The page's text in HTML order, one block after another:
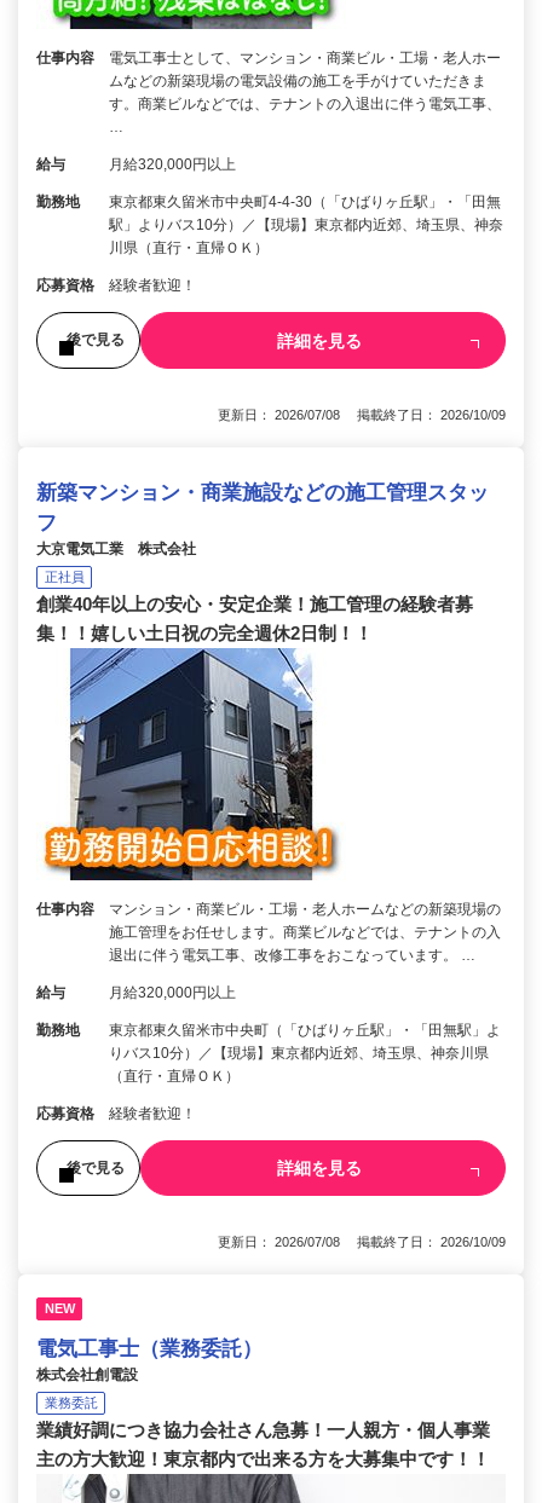
仕事内容
電気工事士として、マンション・商業ビル・工場・老人ホー
ムなどの新築現場の電気設備の施工を手がけていただきま
す。商業ビルなどでは、テナントの入退出に伴う電気工事、
…
給与 月給320,000円以上
勤務地
東京都東久留米市中央町4-4-30（「ひばりヶ丘駅」・「田無
駅」よりバス10分）／【現場】東京都内近郊、埼玉県、神奈
川県（直行・直帰ＯＫ）
応募資格 経験者歓迎！
後で見る 詳細を見る
更新日： 2026/07/08 掲載終了日： 2026/10/09
新築マンション・商業施設などの施工管理スタッ
フ
大京電気工業 株式会社
正社員
創業40年以上の安心・安定企業！施工管理の経験者募
集！！嬉しい土日祝の完全週休2日制！！
仕事内容
マンション・商業ビル・工場・老人ホームなどの新築現場の
施工管理をお任せします。商業ビルなどでは、テナントの入
退出に伴う電気工事、改修工事をおこなっています。 …
給与 月給320,000円以上
勤務地
東京都東久留米市中央町（「ひばりヶ丘駅」・「田無駅」よ
りバス10分）／【現場】東京都内近郊、埼玉県、神奈川県
（直行・直帰ＯＫ）
応募資格 経験者歓迎！
後で見る 詳細を見る
更新日： 2026/07/08 掲載終了日： 2026/10/09
NEW
電気工事士（業務委託）
株式会社創電設
業務委託
業績好調につき協力会社さん急募！一人親方・個人事業
主の方大歓迎！東京都内で出来る方を大募集中です！！